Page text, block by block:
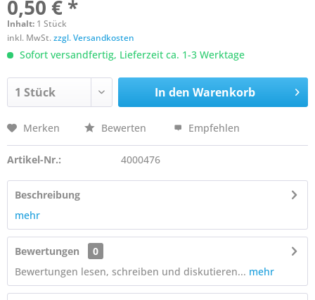
0,50 € *
Inhalt: 1 Stück
inkl. MwSt.zzgl. Versandkosten
Sofort versandfertig, Lieferzeit ca. 1-3 Werktage
In den Warenkorb
Merken Bewerten Empfehlen
Artikel-Nr.: 4000476
Beschreibung
mehr
Bewertungen
0
Bewertungen lesen, schreiben und diskutieren... mehr